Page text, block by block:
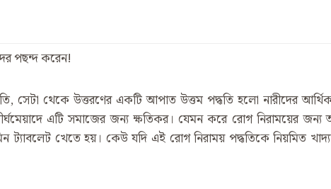
পছন্দ করেন!
সেটা থেকে উত্তরণের একটি আপাত উত্তম পদ্ধতি হলো নারীদের
এটি সমাজের জন্য ক্ষতিকর। যেমন করে রোগ নিরাময়ের জন্য
ট্যাবলেট খেতে হয়। কেউ যদি এই রোগ নিরাময় পদ্ধতিকে নিয়মিত